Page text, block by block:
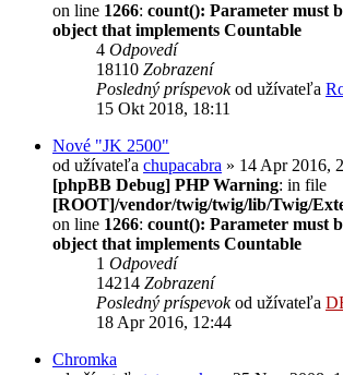
on line 1266: count(): Parameter must
object that implements Countable
4 Odpovedí
18110 Zobrazení
Posledný príspevokod užívateľa
15 Okt 2018, 18:11
Nové "JK 2500"
od užívateľa chupacabra » 14 Apr 2016,
[phpBB Debug] PHP Warning: in file
[ROOT]/vendor/twig/twig/lib/Twig/
on line 1266: count(): Parameter must
object that implements Countable
1 Odpovedí
14214 Zobrazení
Posledný príspevokod užívateľa
18 Apr 2016, 12:44
Chromka